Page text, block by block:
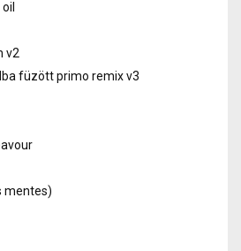
v2
füzött primo remix v3
mentes)